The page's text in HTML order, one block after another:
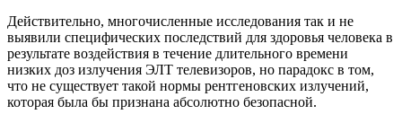
Действительно, многочисленные исследования так и не
выявили специфических последствий для здоровья человека в
результате воздействия в течение длительного времени
низких доз излучения ЭЛТ телевизоров, но парадокс в том,
что не существует такой нормы рентгеновских излучений,
которая была бы признана абсолютно безопасной.